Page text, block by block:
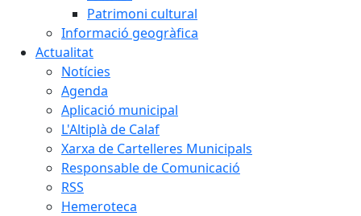
Patrimoni cultural
Informació geogràfica
Actualitat
Notícies
Agenda
Aplicació municipal
L'Altiplà de Calaf
Xarxa de Cartelleres Municipals
Responsable de Comunicació
RSS
Hemeroteca